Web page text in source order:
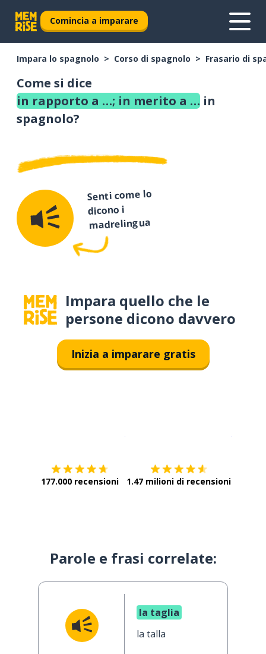
Comincia a imparare
Impara lo spagnolo Corso di spagnolo Frasario di
Come si dice
in rapporto a …; in merito a … in
spagnolo?
Senti come lo
dicono i
madrelingua
Impara quello che le
persone dicono davvero
Inizia a imparare gratis
177.000 recensioni 1.47 milioni di recensioni
Parole e frasi correlate:
la taglia
la talla